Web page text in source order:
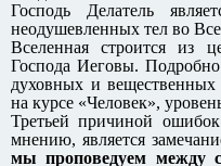
Господь Делатель
неодушевленных тел во
Вселенная строится из
Господа Иеговы.
духовных и
на курсе «Человек»,
Третьей причиной
мнению, является
мы проповедуем между